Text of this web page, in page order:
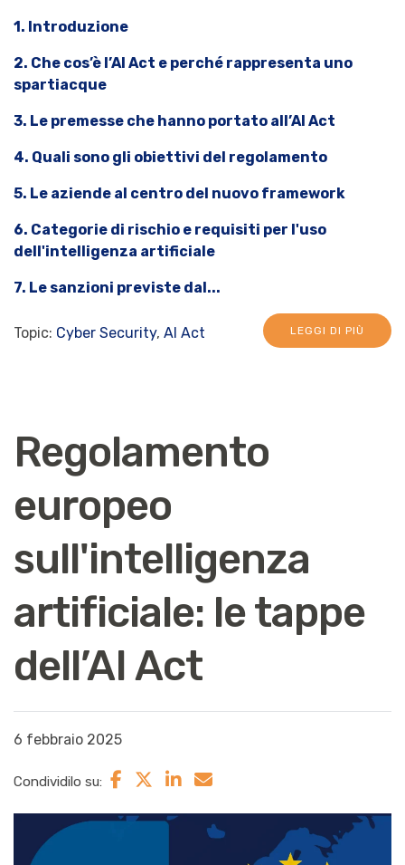
1. Introduzione
2. Che cos’è l’AI Act e perché rappresenta uno
spartiacque
3. Le premesse che hanno portato all’AI Act
4. Quali sono gli obiettivi del regolamento
5. Le aziende al centro del nuovo framework
6. Categorie di rischio e requisiti per l'uso
dell'intelligenza artificiale
7. Le sanzioni previste dal...
Topic: Cyber Security, AI Act LEGGI DI PIÙ
Regolamento
europeo
sull'intelligenza
artificiale: le tappe
dell’AI Act
6 febbraio 2025
Condividilo su: